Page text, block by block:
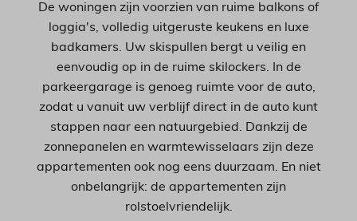
De woningen zijn voorzien van ruime balkons of
loggia's, volledig uitgeruste keukens en luxe
badkamers. Uw skispullen bergt u veilig en
eenvoudig op in de ruime skilockers. In de
parkeergarage is genoeg ruimte voor de auto,
zodat u vanuit uw verblijf direct in de auto kunt
stappen naar een natuurgebied. Dankzij de
zonnepanelen en warmtewisselaars zijn deze
appartementen ook nog eens duurzaam. En niet
onbelangrijk: de appartementen zijn
rolstoelvriendelijk.